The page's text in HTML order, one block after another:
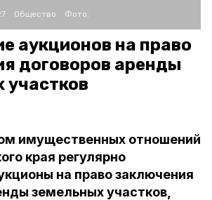
Общество Фото:
аукционов на право
договоров аренды
участков
имущественных отношений
края регулярно
на право заключения
земельных участков,